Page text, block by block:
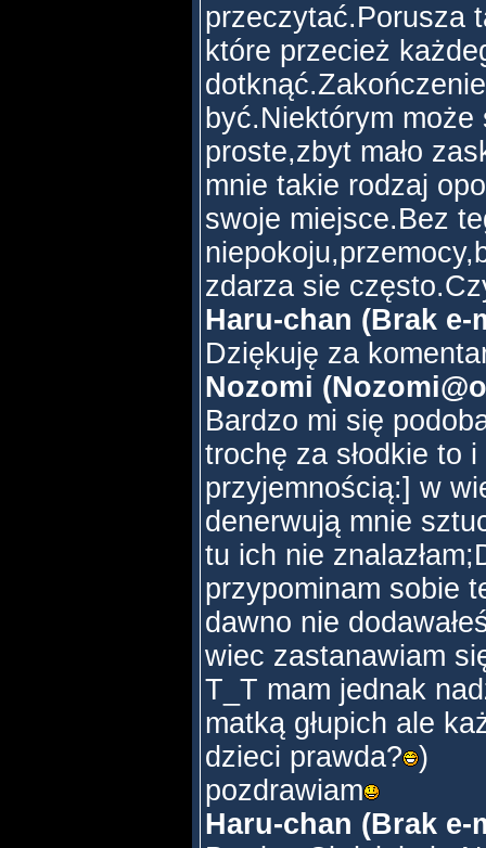
przeczytać.Porusza
które przecież
być.Niektórym
proste,zbyt mało
mnie takie rodzaj
swoje miejsce.Bez
zdarza sie
Haru-chan (Brak e-
Dziękuję za
Nozomi
Bardzo mi się
trochę za słodkie to
przyjemnością:] w
denerwują mnie
tu ich nie
przypominam sobie
dawno nie
wiec zastanawiam
T_T mam jednak
matką głupich ale
dzieci prawda? )
pozdrawiam
Haru-chan (Brak e-